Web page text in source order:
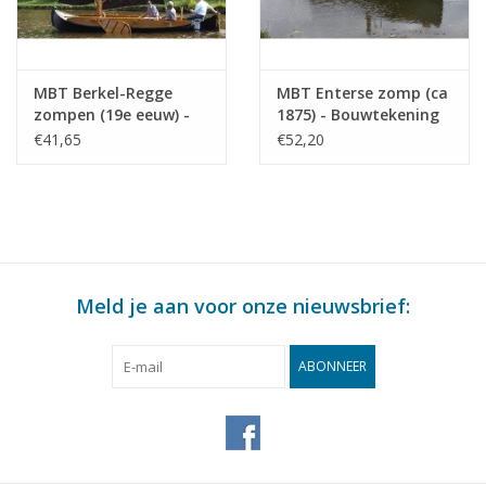
MBT Berkel-Regge
zompen (19e eeuw) -
Bouwtekening Schaal 1
€41,65
MBT Enterse zomp (ca
1875) - Bouwtekening
Schaal 1 : 20
€52,20
Meld je aan voor onze nieuwsbrief:
ABONNEER